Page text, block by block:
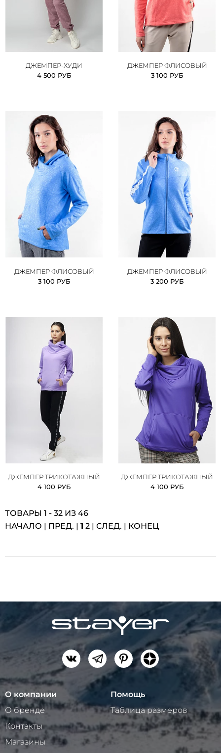
ДЖЕМПЕР-ХУДИ
4 500 РУБ
ДЖЕМПЕР ФЛИСОВЫЙ
3 100 РУБ
ДЖЕМПЕР ФЛИСОВЫЙ
3 100 РУБ
ДЖЕМПЕР ФЛИСОВЫЙ
3 200 РУБ
ДЖЕМПЕР ТРИКОТАЖНЫЙ
4 100 РУБ
ДЖЕМПЕР ТРИКОТАЖНЫЙ
4 100 РУБ
ТОВАРЫ 1 - 32 ИЗ 46
НАЧАЛО | ПРЕД. | 1 2 | СЛЕД. | КОНЕЦ
О компании
О бренде
Контакты
Магазины
Помощь
Таблица размеров